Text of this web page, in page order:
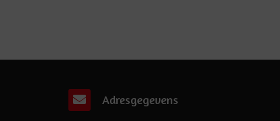
Adresgegevens